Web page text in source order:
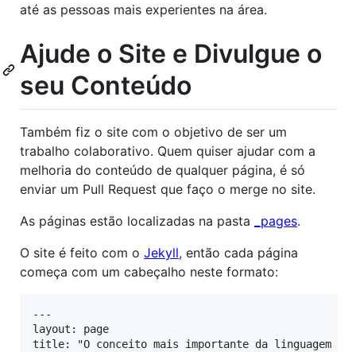
até as pessoas mais experientes na área.
Ajude o Site e Divulgue o
seu Conteúdo
Também fiz o site com o objetivo de ser um
trabalho colaborativo. Quem quiser ajudar com a
melhoria do conteúdo de qualquer página, é só
enviar um Pull Request que faço o merge no site.
As páginas estão localizadas na pasta
_pages.
O site é feito com o Jekyll, então cada página
começa com um cabeçalho neste formato:
---
layout: page
title: "O conceito mais importante da linguagem